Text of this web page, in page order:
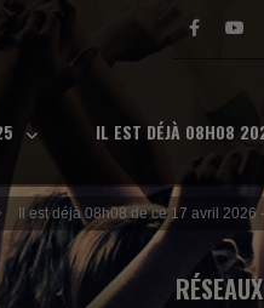
IL EST DÉJÀ 08H08
Il est déjà 08h08 de ce 17 avril 2026